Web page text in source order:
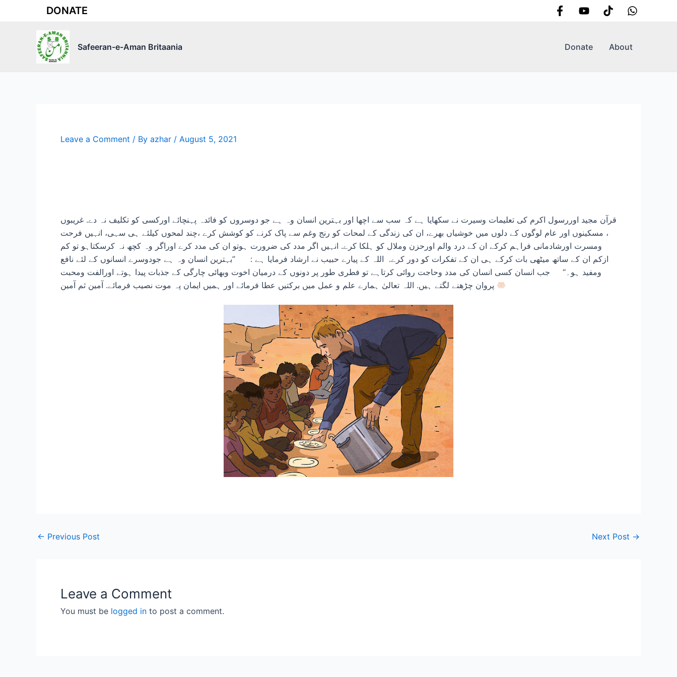
to
DONATE
Safeeran-e-Aman Britaania Donate About
Leave a Comment / By azhar / August 5, 2021
قرآن مجید اوررسول اکرم کی تعلیمات وسیرت نے سکھایا ہے کہ سب سے اچھا اور بہترین انسان وہ ہے جو دوسروں کو فائدہ پہنچائے اورکسی کو تکلیف نہ دے. غریبوں
، مسکینوں اور عام لوگوں کے دلوں میں خوشیاں بھرے، ان کی زندگی کے لمحات کو رنج وغم سے پاک کرنے کو کوشش کرے ،چند لمحوں کیلئے ہی سہی، انہیں فرحت
ومسرت اورشادمانی فراہم کرکے ان کے درد والم اورحزن وملال کو ہلکا کرے. انہیں اگر مدد کی ضرورت ہوتو ان کی مدد کرے اوراگر وہ کچھ نہ کرسکتاہو تو کم
ازکم ان کے ساتھ میٹھی بات کرکے ہی ان کے تفکرات کو دور کرے. اللہ کے پیارے حبیب نے ارشاد فرمایا ہے : ’’بہترین انسان وہ ہے جودوسرے انسانوں کے لئے نافع
ومفید ہو۔‘‘ جب انسان کسی انسان کی مدد وحاجت روائی کرتاہے تو فطری طور پر دونوں کے درمیان اخوت وبھائی چارگی کے جذبات پیدا ہوتے اورالفت ومحبت
← Previous Post Next Post →
Leave a Comment
You must be logged in to post a comment.